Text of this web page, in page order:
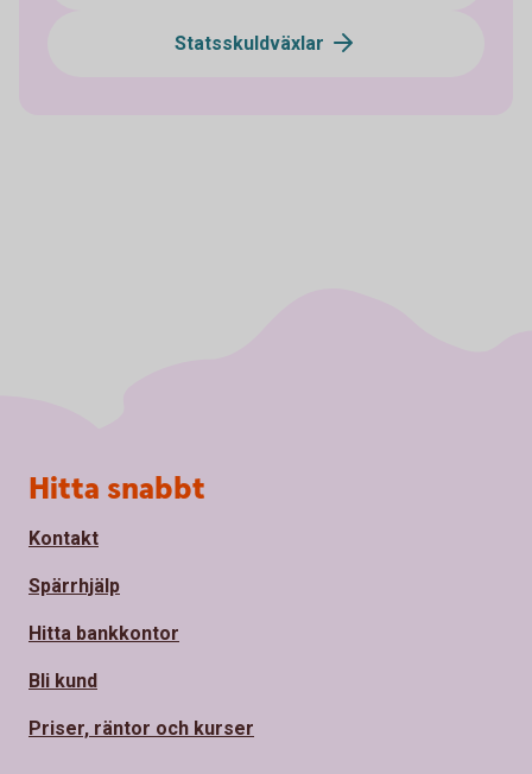
Statsskuldväxlar
Sidfot
Hitta snabbt
Kontakt
Spärrhjälp
Hitta bankkontor
Bli kund
Priser, räntor och kurser